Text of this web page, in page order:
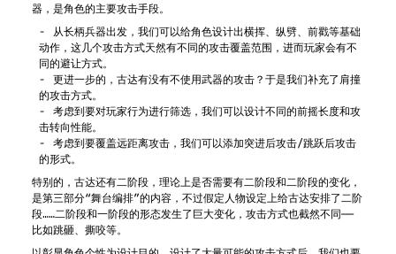
器，是角色的主要攻击手段。
从长柄兵器出发，我们可以给角色设计出横挥、纵劈、前戳等基础
动作，这几个攻击方式天然有不同的攻击覆盖范围，进而玩家会有不
同的避让方式。
更进一步的，古达有没有不使用武器的攻击？于是我们补充了肩撞
的攻击方式。
考虑到要对玩家行为进行筛选，我们可以设计不同的前摇长度和攻
击转向性能。
考虑到要覆盖远距离攻击，我们可以添加突进后攻击/跳跃后攻击
的形式。
特别的，古达还有二阶段，理论上是否需要有二阶段和二阶段的变化，
是第三部分“舞台编排”的内容，不过假定人物设定上给古达安排了二阶
段……二阶段和一阶段的形态发生了巨大变化，攻击方式也截然不同——
比如跳砸、撕咬等。